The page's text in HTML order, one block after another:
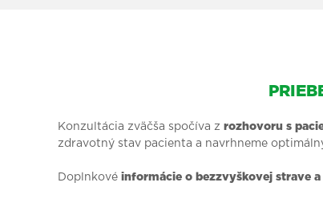
Konzultácia zväčša spočíva z rozhovoru s
zdravotný stav pacienta a navrhneme
Doplnkové informácie o bezzvyškovej strave